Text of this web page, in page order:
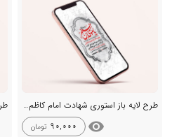
طرح لایه باز استوری شهادت امام کاظم ع
visibility
90,000 تومان